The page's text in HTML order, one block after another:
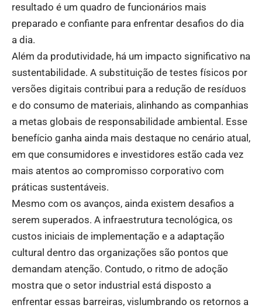
resultado é um quadro de funcionários mais
preparado e confiante para enfrentar desafios do dia
a dia.
Além da produtividade, há um impacto significativo na
sustentabilidade. A substituição de testes físicos por
versões digitais contribui para a redução de resíduos
e do consumo de materiais, alinhando as companhias
a metas globais de responsabilidade ambiental. Esse
benefício ganha ainda mais destaque no cenário atual,
em que consumidores e investidores estão cada vez
mais atentos ao compromisso corporativo com
práticas sustentáveis.
Mesmo com os avanços, ainda existem desafios a
serem superados. A infraestrutura tecnológica, os
custos iniciais de implementação e a adaptação
cultural dentro das organizações são pontos que
demandam atenção. Contudo, o ritmo de adoção
mostra que o setor industrial está disposto a
enfrentar essas barreiras, vislumbrando os retornos a